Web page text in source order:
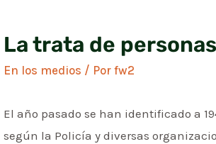
La trata de
En los medios / Porfw2
El año pasado se han identificado a
según la Policía y diversas